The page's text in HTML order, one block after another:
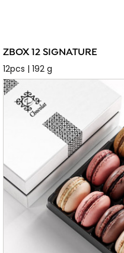
ZBOX 12 SIGNATURE
12pcs | 192 g